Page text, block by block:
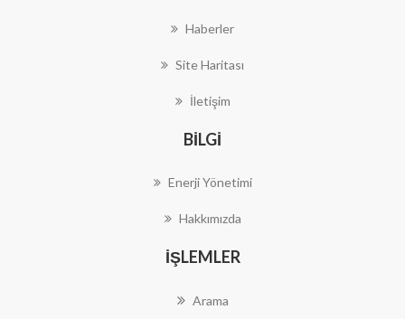
Haberler
Site Haritası
İletişim
BILGI
Enerji Yönetimi
Hakkımızda
İŞLEMLER
Arama